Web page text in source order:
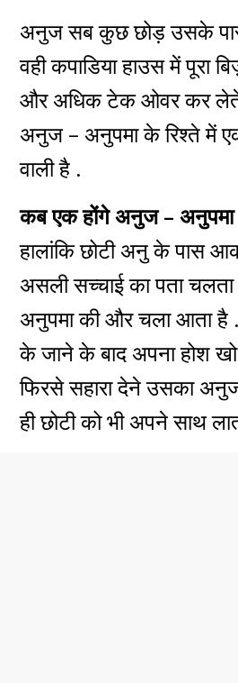
अनुज सब कुछ छोड़ उसके
वही कपाडिया हाउस में
और अधिक टेक ओवर कर लेते
अनुज – अनुपमा के रिश्ते में
वाली है .
कब एक होंगे अनुज – अनुपमा
हालांकि छोटी अनु के पास
असली सच्चाई का पता
अनुपमा की और चला आता
के जाने के बाद अपना होश
फिरसे सहारा देने उसका
ही छोटी को भी अपने साथ